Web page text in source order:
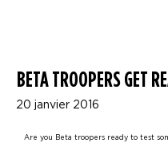
BETA TROOPERS GET
20 janvier 2016
Are you Beta troopers ready to test